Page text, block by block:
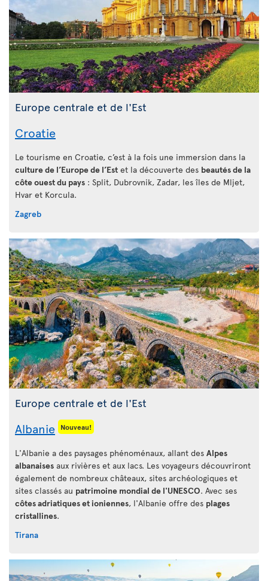
Europe centrale et de l'Est
Croatie
Le tourisme en Croatie, c’est à la fois une immersion dans la
culture de l’Europe de l’Est et la découverte des beautés de la
côte ouest du pays : Split, Dubrovnik, Zadar, les îles de Mljet,
Hvar et Korcula.
Zagreb
Europe centrale et de l'Est
Albanie Nouveau!
L'Albanie a des paysages phénoménaux, allant des Alpes
albanaises aux rivières et aux lacs. Les voyageurs découvriront
également de nombreux châteaux, sites archéologiques et
sites classés au patrimoine mondial de l'UNESCO. Avec ses
côtes adriatiques et ioniennes, l'Albanie offre des plages
cristallines.
Tirana